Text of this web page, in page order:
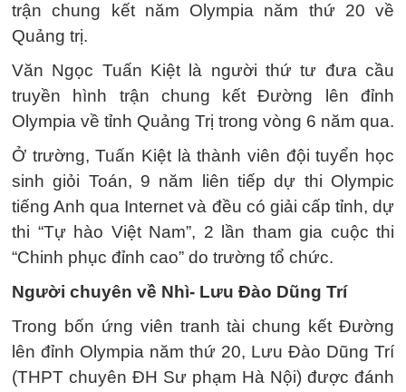
trận chung kết năm Olympia năm thứ 20 về
Quảng trị.
Văn Ngọc Tuấn Kiệt là người thứ tư đưa cầu
truyền hình trận chung kết Đường lên đỉnh
Olympia về tỉnh Quảng Trị trong vòng 6 năm qua.
Ở trường, Tuấn Kiệt là thành viên đội tuyển học
sinh giỏi Toán, 9 năm liên tiếp dự thi Olympic
tiếng Anh qua Internet và đều có giải cấp tỉnh, dự
thi “Tự hào Việt Nam”, 2 lần tham gia cuộc thi
“Chinh phục đỉnh cao” do trường tổ chức.
Người chuyên về Nhì- Lưu Đào Dũng Trí
Trong bốn ứng viên tranh tài chung kết Đường
lên đỉnh Olympia năm thứ 20, Lưu Đào Dũng Trí
(THPT chuyên ĐH Sư phạm Hà Nội) được đánh